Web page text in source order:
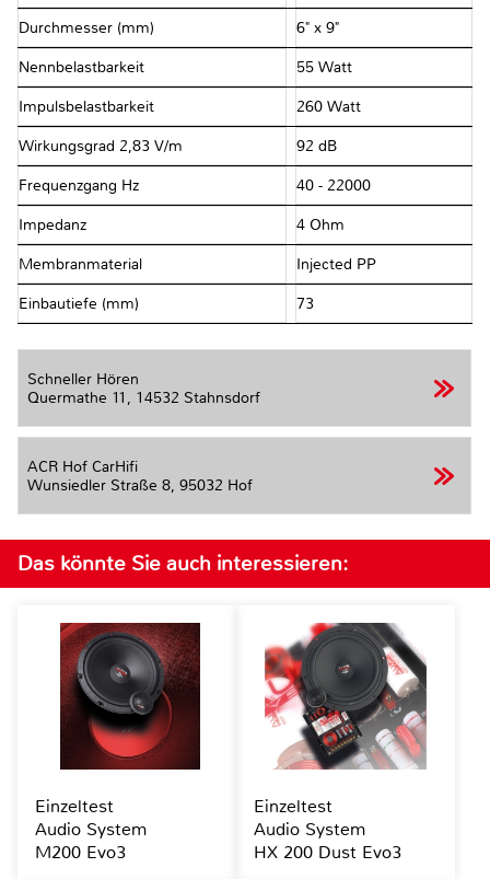
Durchmesser (mm) 6" x 9"
Nennbelastbarkeit 55 Watt
Impulsbelastbarkeit 260 Watt
Wirkungsgrad 2,83 V/m 92 dB
Frequenzgang Hz 40 - 22000
Impedanz 4 Ohm
Membranmaterial Injected PP
Einbautiefe (mm) 73
Schneller Hören
Quermathe 11, 14532 Stahnsdorf
ACR Hof CarHifi
Wunsiedler Straße 8, 95032 Hof
Das könnte Sie auch interessieren:
Einzeltest
Audio System
M200 Evo3
Einzeltest
Audio System
HX 200 Dust Evo3